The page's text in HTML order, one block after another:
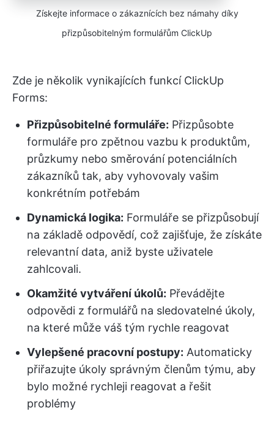
Získejte informace o zákaznících bez námahy díky
přizpůsobitelným formulářům ClickUp
Zde je několik vynikajících funkcí ClickUp
Forms:
Přizpůsobitelné formuláře: Přizpůsobte
formuláře pro zpětnou vazbu k produktům,
průzkumy nebo směrování potenciálních
zákazníků tak, aby vyhovovaly vašim
konkrétním potřebám
Dynamická logika: Formuláře se přizpůsobují
na základě odpovědí, což zajišťuje, že získáte
relevantní data, aniž byste uživatele
zahlcovali.
Okamžité vytváření úkolů: Převádějte
odpovědi z formulářů na sledovatelné úkoly,
na které může váš tým rychle reagovat
Vylepšené pracovní postupy: Automaticky
přiřazujte úkoly správným členům týmu, aby
bylo možné rychleji reagovat a řešit
problémy